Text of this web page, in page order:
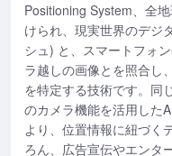
Positioning System、全
けられ、現実世界のデジ
シュ) と、スマートフォ
ラ越しの画像とを照合し
を特定する技術です。同
のカメラ機能を活用した
より、位置情報に紐づく
ろん、広告宣伝やエンタ